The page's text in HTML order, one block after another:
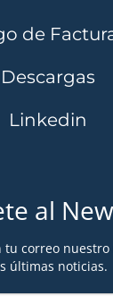
de
Descargas
Linkedin
al
tu correo
últimas noticias.